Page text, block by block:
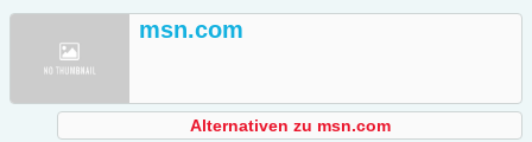
msn.com
Alternativen zu msn.com